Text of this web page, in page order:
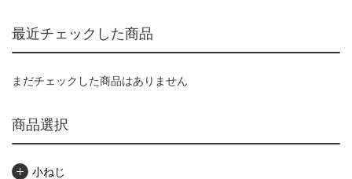
最近チェックした商品
まだチェックした商品はありません
商品選択
小ねじ